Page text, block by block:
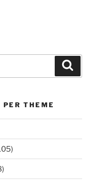
PER THEME